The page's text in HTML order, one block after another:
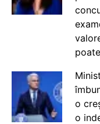
o
o